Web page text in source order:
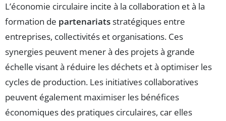
L’économie circulaire incite à la collaboration et à la
formation de partenariatsstratégiques entre
entreprises, collectivités et organisations. Ces
synergies peuvent mener à des projets à grande
échelle visant à réduire les déchets et à optimiser les
cycles de production. Les initiatives collaboratives
peuvent également maximiser les bénéfices
économiques des pratiques circulaires, car elles